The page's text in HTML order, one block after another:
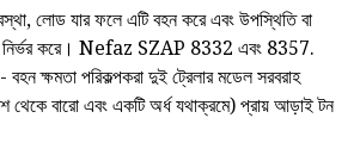
লোড যার ফলে এটি বহন করে এবং উপস্থিতি বা
নির্ভর করে। Nefaz SZAP 8332 এবং 8357.
ক্ষমতা পরিকল্পকরা দুই ট্রেলার মডেল সরবরাহ
থেকে বারো এবং একটি অর্ধ যথাক্রমে) প্রায় আড়াই টন